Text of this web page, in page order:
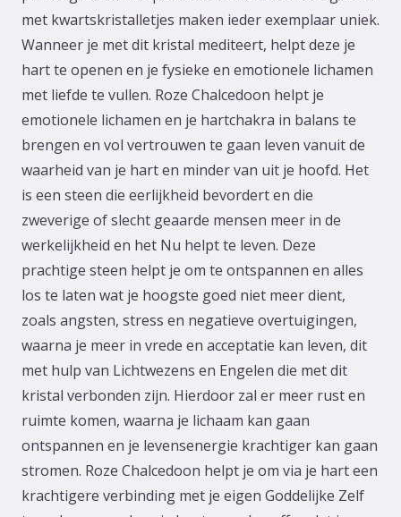
met kwartskristalletjes maken ieder exemplaar uniek.
Wanneer je met dit kristal mediteert, helpt deze je
hart te openen en je fysieke en emotionele lichamen
met liefde te vullen. Roze Chalcedoon helpt je
emotionele lichamen en je hartchakra in balans te
brengen en vol vertrouwen te gaan leven vanuit de
waarheid van je hart en minder van uit je hoofd. Het
is een steen die eerlijkheid bevordert en die
zweverige of slecht geaarde mensen meer in de
werkelijkheid en het Nu helpt te leven. Deze
prachtige steen helpt je om te ontspannen en alles
los te laten wat je hoogste goed niet meer dient,
zoals angsten, stress en negatieve overtuigingen,
waarna je meer in vrede en acceptatie kan leven, dit
met hulp van Lichtwezens en Engelen die met dit
kristal verbonden zijn. Hierdoor zal er meer rust en
ruimte komen, waarna je lichaam kan gaan
ontspannen en je levensenergie krachtiger kan gaan
stromen. Roze Chalcedoon helpt je om via je hart een
krachtigere verbinding met je eigen Goddelijke Zelf